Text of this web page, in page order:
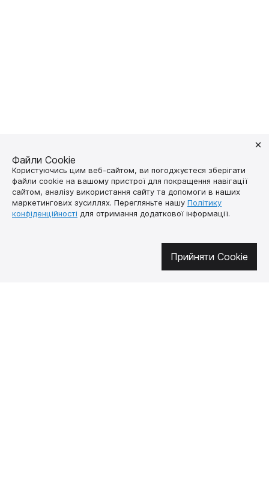
Долучайтесь у соцмережах
Файли Cookie
Користуючись цим веб-сайтом, ви погоджуєтеся зберігати
файли cookie на вашому пристрої для покращення навігації
сайтом, аналізу використання сайту та допомоги в наших
маркетингових зусиллях. Перегляньте нашу Політику
конфіденційності для отримання додаткової інформації.
Прийняти Cookie